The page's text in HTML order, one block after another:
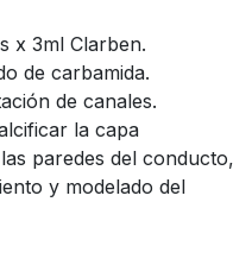
x 3ml Clarben.
de carbamida.
de canales.
la capa
paredes del conducto,
y modelado del